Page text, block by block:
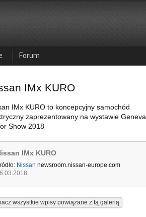
Forum
IMx KURO
IMx KURO to koncepcyjny samochód
zaprezentowany na wystawie Geneva
Show 2018
IMx KURO
Nissan newsroom.nissan-europe.com
wszystkie wpisy powiązane z tą galerią